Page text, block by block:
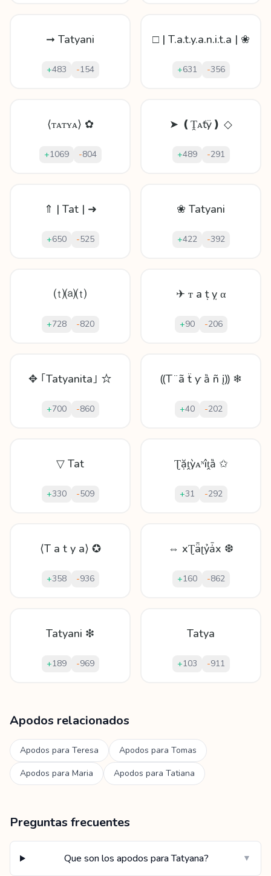
➞ Tatyani
+483 -154
□ | T.a.t.y.a.n.i.t.a | ❀
+631 -356
⟨ᴛᴀᴛʏᴀ⟩ ✿
+1069 -804
➤ ❪Ṱᴀťÿ❫ ◇
+489 -291
⇑ | Tat | ➜
+650 -525
❀ Tatyani
+422 -392
⒯⒜⒯
+728 -820
✈ ᴛ а ṭ ỵ α
+90 -206
✥ ｢Tatyanita｣ ☆
+700 -860
⸨T ̈ ã ẗ ƴ ȁ ñ į⸩ ❄
+40 -202
▽ Tat
+330 -509
Ʈặṱỳᴀᶰîṱȁ ✩
+31 -292
⟨T a t y a⟩ ✪
+358 -936
⇔ xƮǟʈỷǡx ❆
+160 -862
Tatyani ❇
+189 -969
Tatya
+103 -911
Apodos relacionados
Apodos para Teresa Apodos para Tomas
Apodos para Maria Apodos para Tatiana
Preguntas frecuentes
Que son los apodos para Tatyana? ▼